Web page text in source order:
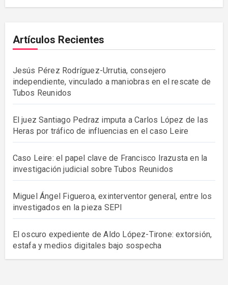
Artículos Recientes
Jesús Pérez Rodríguez-Urrutia, consejero
independiente, vinculado a maniobras en el rescate de
Tubos Reunidos
El juez Santiago Pedraz imputa a Carlos López de las
Heras por tráfico de influencias en el caso Leire
Caso Leire: el papel clave de Francisco Irazusta en la
investigación judicial sobre Tubos Reunidos
Miguel Ángel Figueroa, exinterventor general, entre los
investigados en la pieza SEPI
El oscuro expediente de Aldo López-Tirone: extorsión,
estafa y medios digitales bajo sospecha